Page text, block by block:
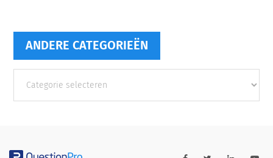
ANDERE CATEGORIEËN
categorieën